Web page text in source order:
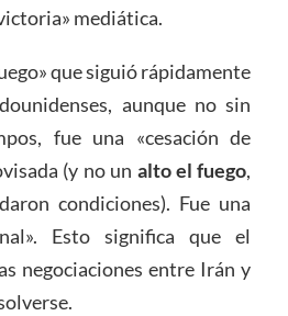
mediática.
que siguió rápidamente
aunque no sin
fue una «cesación de
(y no un alto el fuego,
condiciones). Fue una
Esto significa que el
negociaciones entre Irán y